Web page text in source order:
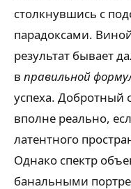
столкнувшись с
парадоксами.
результат бывает
в правильной
успеха. Добротный
вполне реально,
латентного
Однако спектр
банальными